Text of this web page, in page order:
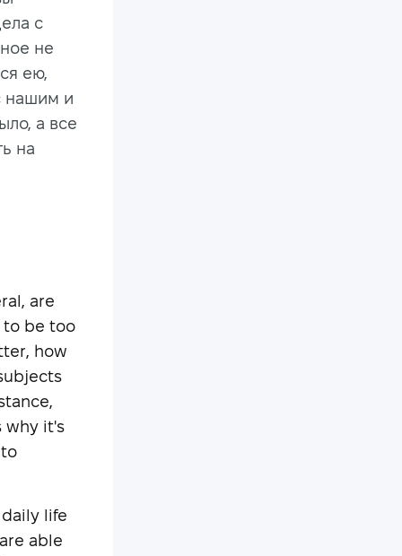
с
не
ею,
нашим и
а все
на
are
to be too
how
why it's
life
able